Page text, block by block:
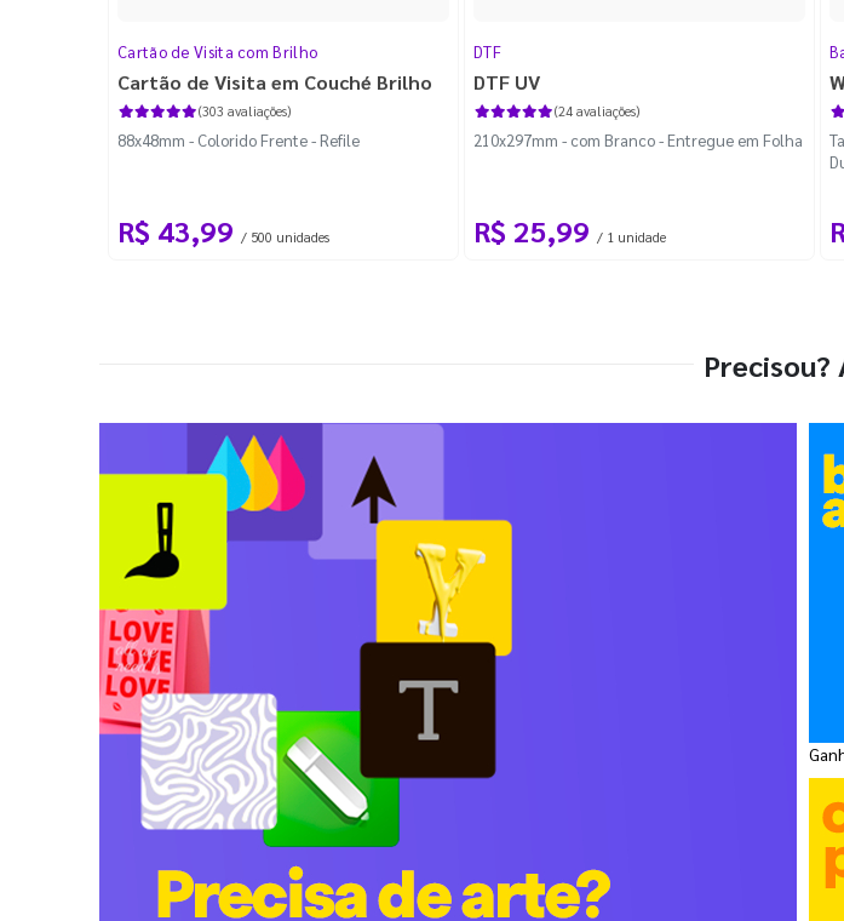
Cartão de Visita com Brilho
Cartão de Visita em Couché Brilho
(303 avaliações)
88x48mm - Colorido Frente - Refile
R$ 43,99 / 500 unidades
DTF
DTF UV
(24 avaliações)
210x297mm - com Branco - Entregue em Folha
R$ 25,99 / 1 unidade
Precisou?